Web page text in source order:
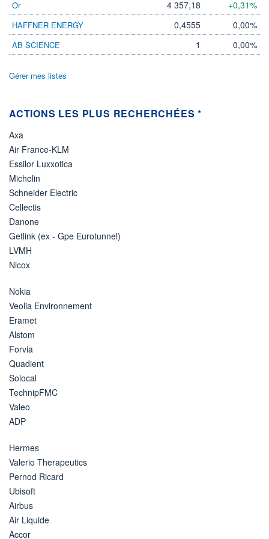
PROCHAIN
DIVIDENDE
-
Non éligible
+ PORTEFEUILLE
Or 4 357,18 +0,31%
HAFFNER ENERGY 0,4555 0,00%
AB SCIENCE 1 0,00%
Gérer mes listes
ACTIONS LES PLUS RECHERCHÉES *
Axa
Air France-KLM
Essilor Luxxotica
Michelin
Schneider Electric
Cellectis
Danone
Getlink (ex - Gpe Eurotunnel)
LVMH
Nicox
Nokia
Veolia Environnement
Eramet
Alstom
Forvia
Quadient
Solocal
TechnipFMC
Valeo
ADP
Hermes
Valerio Therapeutics
Pernod Ricard
Ubisoft
Airbus
Air Liquide
Accor